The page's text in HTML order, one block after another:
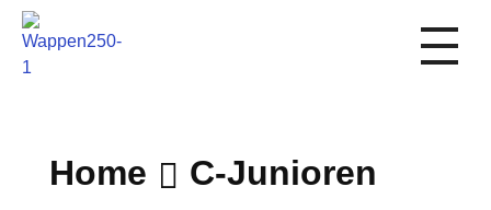
Home C-Junioren